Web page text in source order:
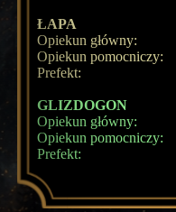
ŁAPA
Opiekun główny:
Opiekun pomocniczy:
Prefekt:
GLIZDOGON
Opiekun główny:
Opiekun pomocniczy:
Prefekt: